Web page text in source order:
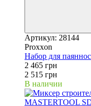
Артикул: 28144
Proxxon
Набор для
2 465 грн
2 515 грн
В наличии